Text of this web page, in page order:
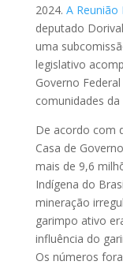
2024. A Reunião
deputado
uma
legislativo
Governo
comunidades
De acordo com
Casa de
mais de 9,6
Indígena do
mineração
garimpo ativo
influência do
Os números